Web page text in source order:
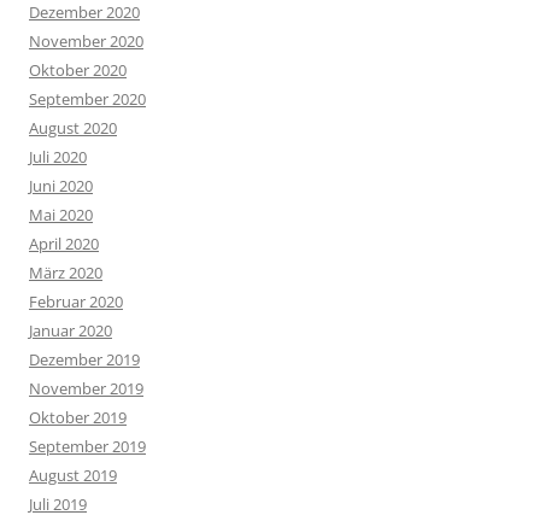
Dezember 2020
November 2020
Oktober 2020
September 2020
August 2020
Juli 2020
Juni 2020
Mai 2020
April 2020
März 2020
Februar 2020
Januar 2020
Dezember 2019
November 2019
Oktober 2019
September 2019
August 2019
Juli 2019